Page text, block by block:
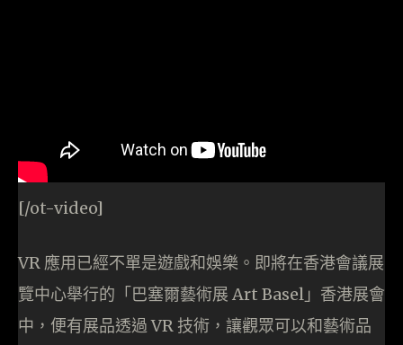
[/ot-video]
VR 應用已經不單是遊戲和娛樂。即將在香港會議展
覽中心舉行的「巴塞爾藝術展 Art Basel」香港展會
中，便有展品透過 VR 技術，讓觀眾可以和藝術品